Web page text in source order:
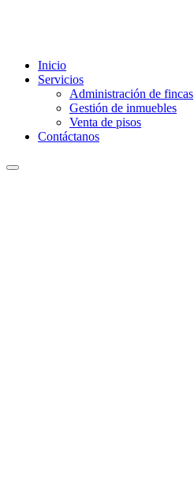
Inicio
Servicios
Administración de fincas
Gestión de inmuebles
Venta de pisos
Contáctanos